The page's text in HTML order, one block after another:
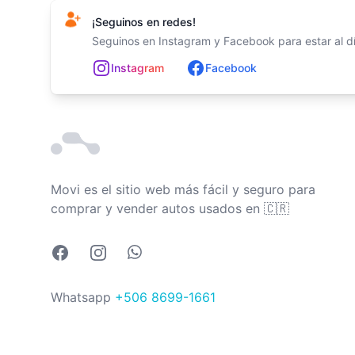
¡Seguinos en redes!
Seguinos en Instagram y Facebook para estar al
Instagram Facebook
Movi es el sitio web más fácil y seguro para
comprar y vender autos usados en Costa Rica
🇨🇷
FacebookInstagramWhatsapp
Whatsapp +506 8699-1661